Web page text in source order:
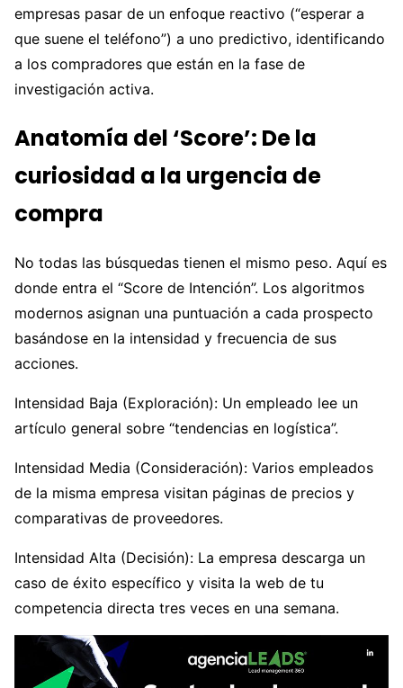
empresas pasar de un enfoque reactivo (“esperar a
que suene el teléfono”) a uno predictivo, identificando
a los compradores que están en la fase de
investigación activa.
Anatomía del ‘Score’: De la
curiosidad a la urgencia de
compra
No todas las búsquedas tienen el mismo peso. Aquí es
donde entra el “Score de Intención”. Los algoritmos
modernos asignan una puntuación a cada prospecto
basándose en la intensidad y frecuencia de sus
acciones.
Intensidad Baja (Exploración): Un empleado lee un
artículo general sobre “tendencias en logística”.
Intensidad Media (Consideración): Varios empleados
de la misma empresa visitan páginas de precios y
comparativas de proveedores.
Intensidad Alta (Decisión): La empresa descarga un
caso de éxito específico y visita la web de tu
competencia directa tres veces en una semana.